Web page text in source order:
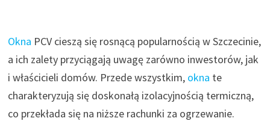
Okna PCV cieszą się rosnącą popularnością w Szczecinie,
a ich zalety przyciągają uwagę zarówno inwestorów, jak
i właścicieli domów. Przede wszystkim, okna te
charakteryzują się doskonałą izolacyjnością termiczną,
co przekłada się na niższe rachunki za ogrzewanie.